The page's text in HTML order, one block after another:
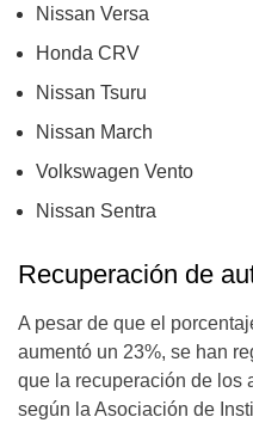
Nissan Versa
Honda CRV
Nissan Tsuru
Nissan March
Volkswagen Vento
Nissan Sentra
Recuperación de
A pesar de que el
aumentó un 23%, se han
que la recuperación de los
según la Asociación de